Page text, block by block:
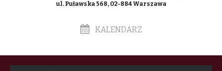
ul. Puławska 568, 02-884 Warszawa
KALENDARZ